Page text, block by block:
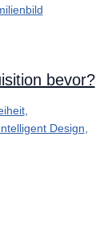
bevor?
,
Design,